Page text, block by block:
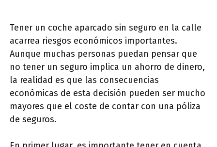
Tener un coche aparcado sin seguro en la calle
acarrea riesgos económicos importantes.
Aunque muchas personas puedan pensar que
no tener un seguro implica un ahorro de dinero,
la realidad es que las consecuencias
económicas de esta decisión pueden ser mucho
mayores que el coste de contar con una póliza
de seguros.